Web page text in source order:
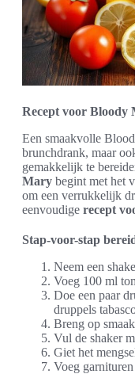
Recept voor Bloody
Een smaakvolle
brunchdrank, maar
gemakkelijk te
Mary begint met het
om een verrukkelijk
eenvoudige recept
Stap-voor-stap
Neem een
Voeg 100 ml
Doe een paar
druppels
Breng op
Vul de shaker
Giet het
Voeg